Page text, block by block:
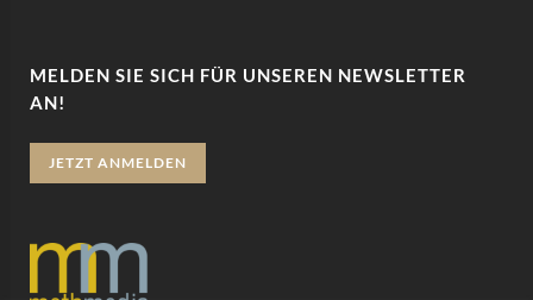
MELDEN SIE SICH FÜR UNSEREN NEWSLETTER
AN!
JETZT ANMELDEN